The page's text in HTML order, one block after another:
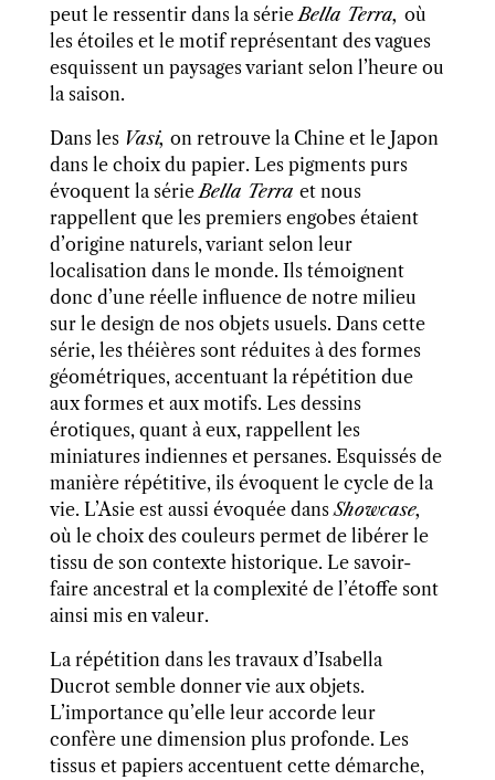
peut le ressentir dans la sérieBella Terra, où
les étoiles et le motif représentant des vagues
esquissent un paysages variant selon l’heure ou
la saison.
Dans les Vasi, on retrouve la Chine et le Japon
dans le choix du papier. Les pigments purs
évoquent la sérieBella Terra et nous
rappellentque les premiers engobes étaient
d’origine naturels,variant selon leur
localisation dans le monde. Ils témoignent
donc d’une réelleinfluence de notre milieu
sur le design de nos objets usuels. Dans cette
série, les théières sont réduites à des formes
géométriques, accentuant la répétition due
aux formes et aux motifs. Les dessins
érotiques, quant à eux, rappellent les
miniatures indiennes et persanes. Esquissés de
manière répétitive, ilsévoquent le cycle de la
vie. L’Asie est aussi évoquée dansShowcase,
où le choix des couleurs permet de libérer le
tissu de son contexte historique. Le savoir-
faire ancestral et la complexité de l’étoffe sont
ainsi mis en valeur.
La répétition dans les travaux d’Isabella
Ducrot semble donner vie aux objets.
L’importance qu’elle leur accorde leur
confèreune dimension plus profonde. Les
tissus et papiersaccentuent cette démarche,